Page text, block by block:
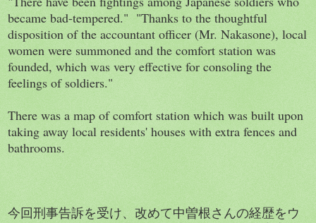
became bad-tempered." "Thanks to the thoughtful
disposition of the accountant officer (Mr. Nakasone), local
women were summoned and the comfort station was
founded, which was very effective for consoling the
feelings of soldiers."
There was a map of comfort station which was built upon
taking away local residents' houses with extra fences and
bathrooms.
今回刑事告訴を受け、改めて中曽根さんの経歴をウ